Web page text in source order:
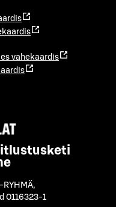
vahekaardis
RYHMÄ,
0116323-1